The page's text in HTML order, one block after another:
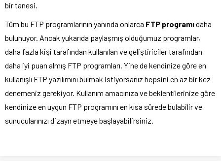
bir tanesi.
Tüm bu FTP programlarının yanında onlarca FTP programıdaha
bulunuyor. Ancak yukarıda paylaşmış olduğumuz programlar,
daha fazla kişi tarafından kullanılan ve geliştiriciler tarafından
daha iyi puan almış FTP programları. Yine de kendinize göre en
kullanışlı FTP yazılımını bulmak istiyorsanız hepsini en az bir kez
denemeniz gerekiyor. Kullanım amacınıza ve beklentilerinize göre
kendinize en uygun FTP programını en kısa sürede bulabilir ve
sunucularınızı dizayn etmeye başlayabilirsiniz.